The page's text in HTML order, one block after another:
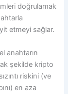
doğrulamak
etmeyi sağlar.
anahtarın
şekilde kripto
riskini (ve
en aza